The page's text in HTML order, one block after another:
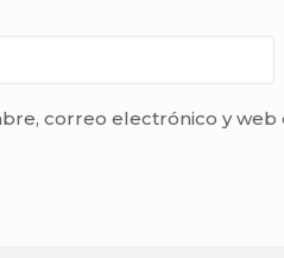
correo electrónico y